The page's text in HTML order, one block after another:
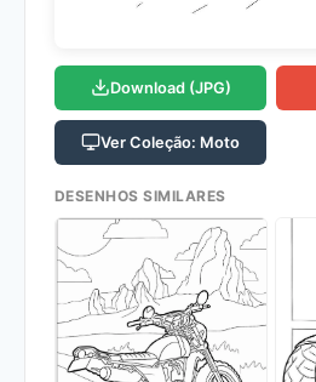
Download (JPG)
Ver Coleção: Moto
DESENHOS SIMILARES